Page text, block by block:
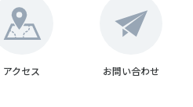
アクセス お問い合わせ